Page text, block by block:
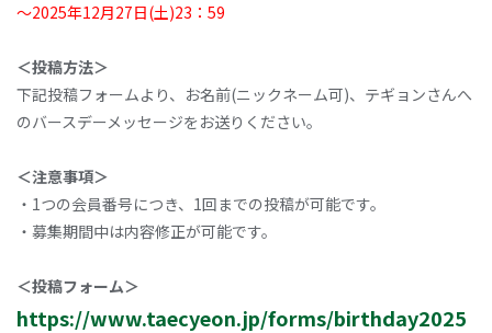
～2025年12月27日(土)23：59
＜投稿方法＞
下記投稿フォームより、お名前(ニックネーム可)、テギョンさんへ
のバースデーメッセージをお送りください。
＜注意事項＞
・1つの会員番号につき、1回までの投稿が可能です。
・募集期間中は内容修正が可能です。
＜投稿フォーム＞
https://www.taecyeon.jp/forms/birthday2025